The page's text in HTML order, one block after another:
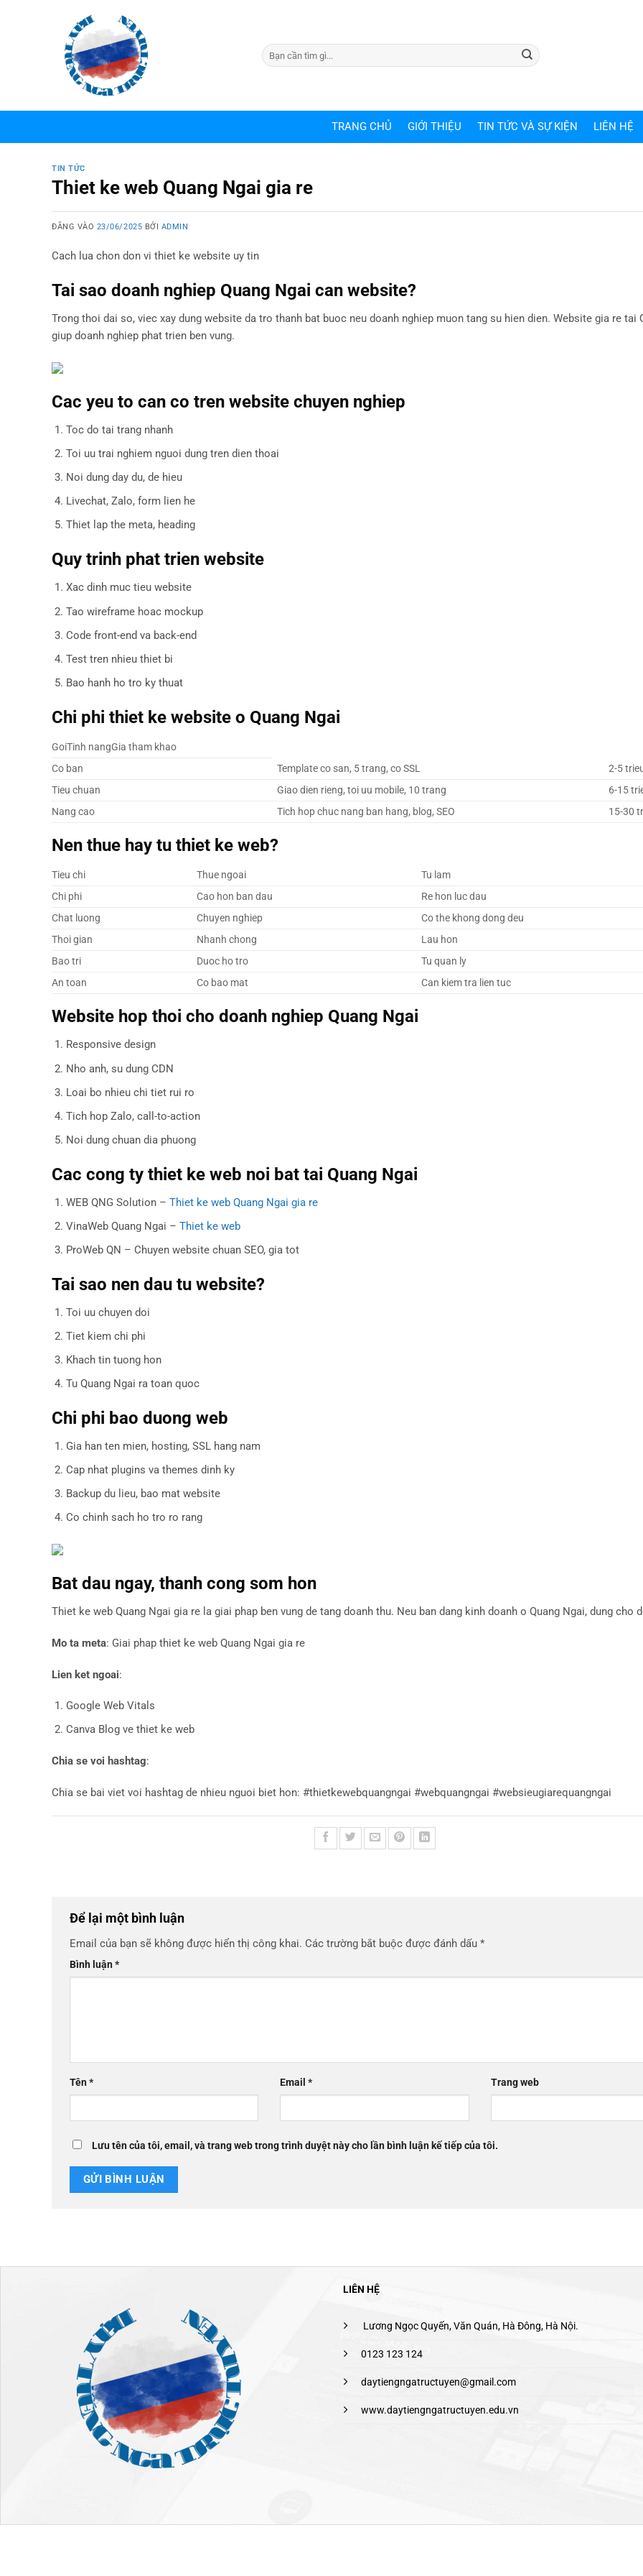
TRANG CHỦ GIỚI THIỆU TIN TỨC VÀ SỰ KIỆN LIÊN HỆ
TIN TỨC
Thiet ke web Quang Ngai gia re
ĐĂNG VÀO 23/06/2025 BỞI ADMIN
Cach lua chon don vi thiet ke website uy tin
Tai sao doanh nghiep Quang Ngai can website?
Trong thoi dai so, viec xay dung website da tro thanh bat buoc neu doanh nghiep muon tang su hien dien. Website gia re tai
giup doanh nghiep phat trien ben vung.
Cac yeu to can co tren website chuyen nghiep
Toc do tai trang nhanh
Toi uu trai nghiem nguoi dung tren dien thoai
Noi dung day du, de hieu
Livechat, Zalo, form lien he
Thiet lap the meta, heading
Quy trinh phat trien website
Xac dinh muc tieu website
Tao wireframe hoac mockup
Code front-end va back-end
Test tren nhieu thiet bi
Bao hanh ho tro ky thuat
Chi phi thiet ke website o Quang Ngai
GoiTinh nangGia tham khao
Co ban
Template co san, 5 trang, co SSL
2-5
Tieu chuan
Giao dien rieng, toi uu mobile, 10 trang
6-15
Nang cao
Tich hop chuc nang ban hang, blog, SEO 15-30
Nen thue hay tu thiet ke web?
Tieu chi Thue ngoai
Tu lam
Chi phi
Cao hon ban dau
Re hon luc dau
Chat luong
Chuyen nghiep
Co the khong dong deu
Thoi gian
Nhanh chong
Lau hon
Bao tri
Duoc ho tro
Tu quan ly
An toan
Co bao mat Can kiem tra lien tuc
Website hop thoi cho doanh nghiep Quang Ngai
Responsive design
Nho anh, su dung CDN
Loai bo nhieu chi tiet rui ro
Tich hop Zalo, call-to-action
Noi dung chuan dia phuong
Cac cong ty thiet ke web noi bat tai Quang Ngai
WEB QNG Solution – Thiet ke web Quang Ngai gia re
VinaWeb Quang Ngai – Thiet ke web
ProWeb QN – Chuyen website chuan SEO, gia tot
Tai sao nen dau tu website?
Toi uu chuyen doi
Tiet kiem chi phi
Khach tin tuong hon
Tu Quang Ngai ra toan quoc
Chi phi bao duong web
Gia han ten mien, hosting, SSL hang nam
Cap nhat plugins va themes dinh ky
Backup du lieu, bao mat website
Co chinh sach ho tro ro rang
Bat dau ngay, thanh cong som hon
Thiet ke web Quang Ngai gia re la giai phap ben vung de tang doanh thu. Neu ban dang kinh doanh o Quang Ngai, dung cho
Mo ta meta: Giai phap thiet ke web Quang Ngai gia re
Lien ket ngoai:
Google Web Vitals
Canva Blog ve thiet ke web
Chia se voi hashtag:
Chia se bai viet voi hashtag de nhieu nguoi biet hon: #thietkewebquangngai #webquangngai #websieugiarequangngai
Để lại một bình luận
Email của bạn sẽ không được hiển thị công khai. Các trường bắt buộc được đánh dấu *
Bình luận*
Tên* Email* Trang web
Lưu tên của tôi, email, và trang web trong trình duyệt này cho lần bình luận kế tiếp của tôi.
LIÊN HỆ
Lương Ngọc Quyến, Văn Quán, Hà Đông, Hà Nội.
0123 123 124
daytiengngatructuyen@gmail.com
www.daytiengngatructuyen.edu.vn